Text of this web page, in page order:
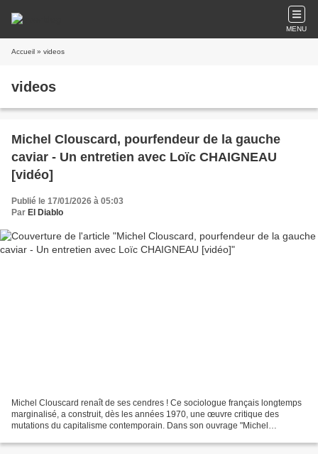
MENU
Accueil » videos
videos
Michel Clouscard, pourfendeur de la gauche
caviar - Un entretien avec Loïc CHAIGNEAU
[vidéo]
Publié le 17/01/2026 à 05:03
Par El Diablo
Michel Clouscard renaît de ses cendres ! Ce sociologue français longtemps
marginalisé, a construit, dès les années 1970, une œuvre critique des
mutations du capitalisme contemporain. Dans son ouvrage "Michel